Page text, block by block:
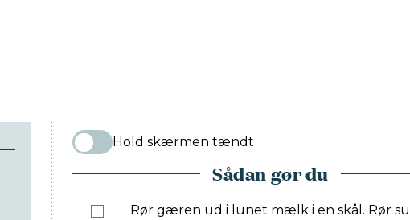
Hold skærmen tændt
Sådan gør du
Rør gæren ud i lunet mælk i en skål. Rør